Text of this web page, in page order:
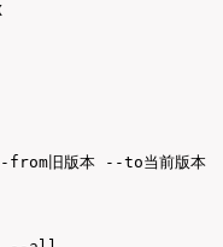
旧版本 --to当前版本